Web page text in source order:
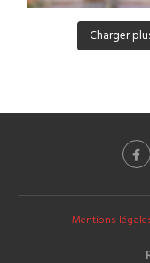
Charger
Mentions